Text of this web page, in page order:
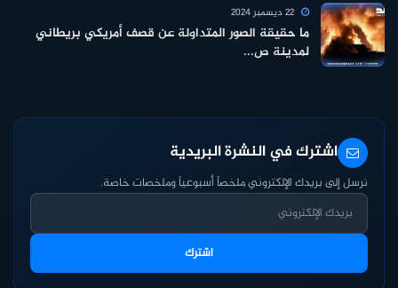
ما حقيقة الصور المتداولة عن قصف أمريكي بريطاني
لمدينة ص...
اشترك في النشرة البريدية
نرسل إلى بريدك الإلكتروني ملخصاً أسبوعياً وملخصات خاصة.
اشترك